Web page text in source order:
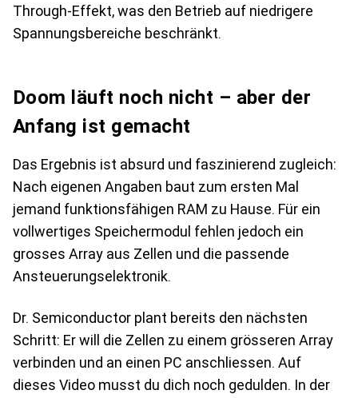
Through-Effekt, was den Betrieb auf niedrigere
Spannungsbereiche beschränkt.
Doom läuft noch nicht – aber der
Anfang ist gemacht
Das Ergebnis ist absurd und faszinierend zugleich:
Nach eigenen Angaben baut zum ersten Mal
jemand funktionsfähigen RAM zu Hause. Für ein
vollwertiges Speichermodul fehlen jedoch ein
grosses Array aus Zellen und die passende
Ansteuerungselektronik.
Dr. Semiconductor plant bereits den nächsten
Schritt: Er will die Zellen zu einem grösseren Array
verbinden und an einen PC anschliessen. Auf
dieses Video musst du dich noch gedulden. In der